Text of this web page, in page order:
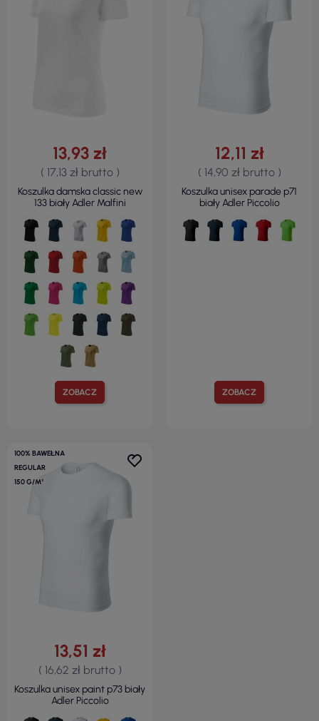
ZOBACZ
13,93 zł
( 17,13 zł brutto )
Koszulka damska classic new
133 biały Adler Malfini
ZOBACZ
12,11 zł
( 14,90 zł brutto )
Koszulka unisex parade p71
biały Adler Piccolio
100% BAWEŁNA
REGULAR
150 G/M²
13,51 zł
( 16,62 zł brutto )
Koszulka unisex paint p73 biały
Adler Piccolio